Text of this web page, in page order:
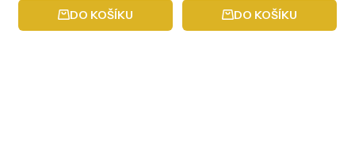
DO KOŠÍKU DO KOŠÍKU